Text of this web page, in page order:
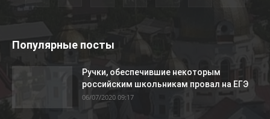
Популярные посты
Ручки, обеспечившие некоторым
российским школьникам провал на ЕГЭ
06/07/2020 09:17